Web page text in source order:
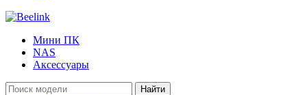
Мини ПК
NAS
Аксессуары
Найти